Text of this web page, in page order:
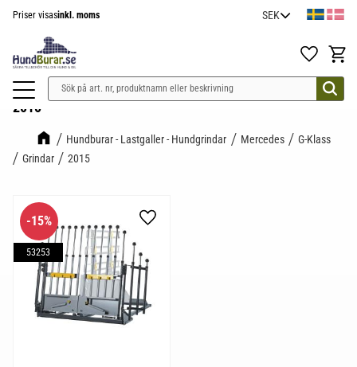
Priser visasinkl. moms
Favoriter
2015
Hundburar - Lastgaller - Hundgrindar Mercedes
G-Klass
Grindar
2015
15%
53253
Lägg till i favoriter